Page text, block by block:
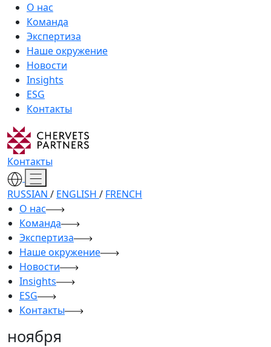
О нас
Команда
Экспертиза
Наше окружение
Новости
Insights
ESG
Контакты
Контакты
RUSSIAN / ENGLISH / FRENCH
О нас
Команда
Экспертиза
Наше окружение
Новости
Insights
ESG
Контакты
ноября